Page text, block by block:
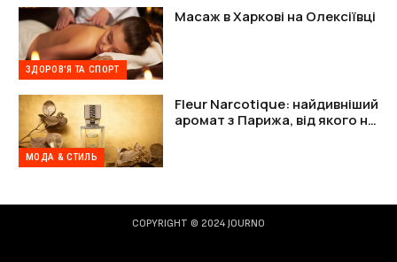
ЗДОРОВ'Я ТА СПОРТ
Масаж в Харкові на Олексіївці
МОДА & СТИЛЬ
Fleur Narcotique: найдивніший
аромат з Парижа, від якого не
COPYRIGHT © 2024 JOURNO